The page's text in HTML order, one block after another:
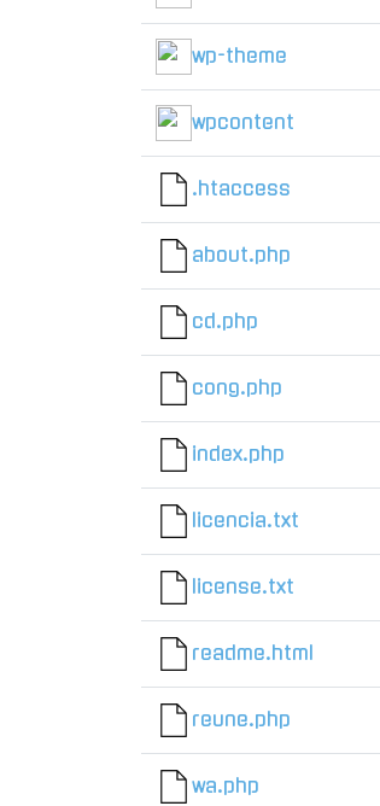
wp-theme
wpcontent
.htaccess
about.php
cd.php
cong.php
index.php
licencia.txt
license.txt
readme.html
reune.php
wa.php